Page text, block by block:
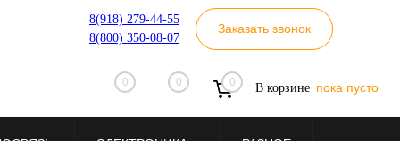
8(918) 279-44-55
8(800) 350-08-07
Заказать звонок
0 0 0 В корзине пока пусто